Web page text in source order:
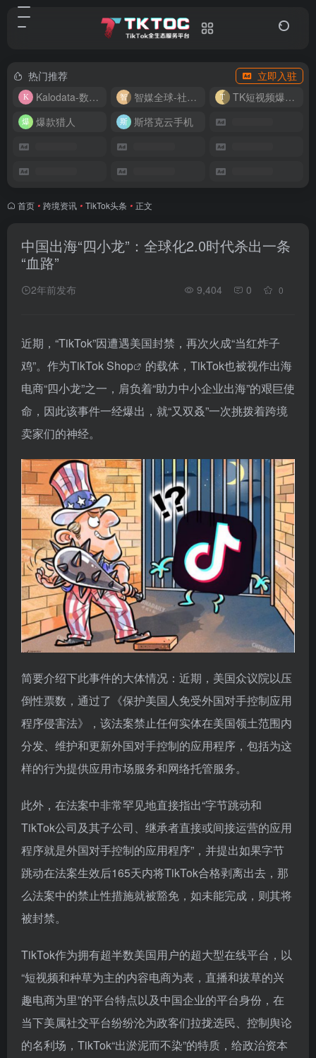
热门推荐
立即入驻
Kalodata-数据分析平台
智媒全球-社媒管理平台
TK短视频爆款复刻
爆款猎人
斯塔克云手机
首页 • 跨境资讯 • TikTok头条 • 正文
中国出海“四小龙”：全球化2.0时代杀出一条
“血路”
2年前发布 9,404 0 0
近期，“TikTok”因遭遇美国封禁，再次火成“当红炸子
鸡”。作为TikTok Shop
的载体，TikTok也被视作出海
电商“四小龙”之一，肩负着“助力中小企业出海”的艰巨使
命，因此该事件一经爆出，就“又双叒”一次挑拨着跨境
卖家们的神经。
简要介绍下此事件的大体情况：近期，美国众议院以压
倒性票数，通过了《保护美国人免受外国对手控制应用
程序侵害法》，该法案禁止任何实体在美国领土范围内
分发、维护和更新外国对手控制的应用程序，包括为这
样的行为提供应用市场服务和网络托管服务。
此外，在法案中非常罕见地直接指出“字节跳动和
TikTok公司及其子公司、继承者直接或间接运营的应用
程序就是外国对手控制的应用程序”，并提出如果字节
跳动在法案生效后165天内将TikTok合格剥离出去，那
么法案中的禁止性措施就被豁免，如未能完成，则其将
被封禁。
TikTok作为拥有超半数美国用户的超大型在线平台，以
“短视频和种草为主的内容电商为表，直播和拔草的兴
趣电商为里”的平台特点以及中国企业的平台身份，在
当下美属社交平台纷纷沦为政客们拉拢选民、控制舆论
的名利场，TikTok“出淤泥而不染”的特质，给政治资本